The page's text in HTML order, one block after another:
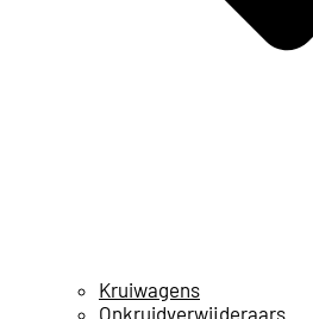
Kruiwagens
Onkruidverwijderaars